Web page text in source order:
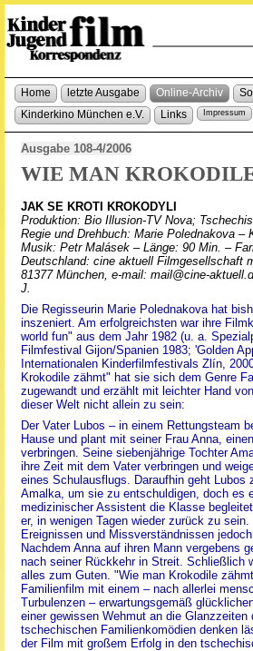
Home letzte Ausgabe Online-Archiv
Kinderkino München e.V.
Links Impressum
Ausgabe 108-4/2006
WIE MAN
JAK SE KROTI KROKODYLI
Produktion: Bio Illusion-TV Nova;
Regie und Drehbuch: Marie Polednakova –
Musik: Petr Malásek – Länge: 90 Min. –
Deutschland: cine aktuell Filmgesellschaft
81377 München, e-mail: mail@cine-
J.
Die Regisseurin Marie Polednakova hat
inszeniert. Am erfolgreichsten war ihre
world fun" aus dem Jahr 1982 (u. a.
Filmfestival Gijon/Spanien 1983; 'Golden
Internationalen Kinderfilmfestivals Zlín,
Krokodile zähmt" hat sie sich dem Genre
zugewandt und erzählt mit leichter Hand
dieser Welt nicht allein zu sein:
Der Vater Lubos – in einem Rettungsteam
Hause und plant mit seiner Frau Anna,
verbringen. Seine siebenjährige Tochter
ihre Zeit mit dem Vater verbringen und
eines Schulausflugs. Daraufhin geht Lubos
Amalka, um sie zu entschuldigen, doch es
medizinischer Assistent die Klasse
er, in wenigen Tagen wieder zurück zu
Ereignissen und Missverständnissen
Nachdem Anna auf ihren Mann vergebens
nach seiner Rückkehr in Streit. Schließlich
alles zum Guten. "Wie man Krokodile
Familienfilm mit einem – nach allerlei
Turbulenzen – erwartungsgemäß
einer gewissen Wehmut an die Glanzzeiten
tschechischen Familienkomödien denken
der Film mit großem Erfolg in den